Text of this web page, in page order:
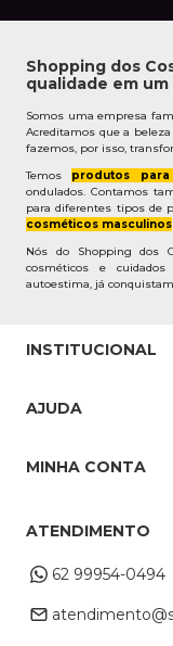
Shopping dos
qualidade em um
Somos uma empresa
Acreditamos que a
fazemos, por isso,
Temos produtos
ondulados. Contamos
para diferentes tipos de
cosméticos masculinos
Nós do Shopping dos
cosméticos e
autoestima, já
INSTITUCIONAL
Pedidos Whatsapp
Cupons
AJUDA
Troca e Devoluções
Dúvidas Frequentes
MINHA CONTA
Alterar Cadastro
ATENDIMENTO
62 99954-0494